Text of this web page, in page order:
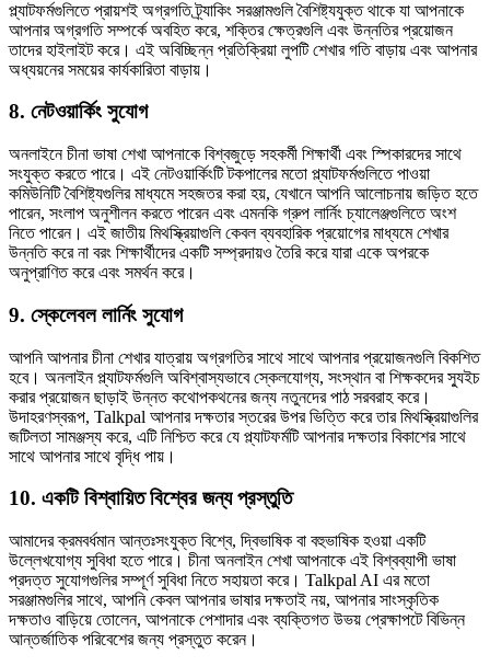
প্ল্যাটফর্মগুলিতে প্রায়শই অগ্রগতি ট্র্যাকিং সরঞ্জামগুলি বৈশিষ্ট্যযুক্ত থাকে যা আপনাকে
আপনার অগ্রগতি সম্পর্কে অবহিত করে, শক্তির ক্ষেত্রগুলি এবং উন্নতির প্রয়োজন
তাদের হাইলাইট করে। এই অবিচ্ছিন্ন প্রতিক্রিয়া লুপটি শেখার গতি বাড়ায় এবং আপনার
অধ্যয়নের সময়ের কার্যকারিতা বাড়ায়।
8. নেটওয়ার্কিং সুযোগ
অনলাইনে চীনা ভাষা শেখা আপনাকে বিশ্বজুড়ে সহকর্মী শিক্ষার্থী এবং স্পিকারদের সাথে
সংযুক্ত করতে পারে। এই নেটওয়ার্কিংটি টকপালের মতো প্ল্যাটফর্মগুলিতে পাওয়া
কমিউনিটি বৈশিষ্ট্যগুলির মাধ্যমে সহজতর করা হয়, যেখানে আপনি আলোচনায় জড়িত হতে
পারেন, সংলাপ অনুশীলন করতে পারেন এবং এমনকি গ্রুপ লার্নিং চ্যালেঞ্জগুলিতে অংশ
নিতে পারেন। এই জাতীয় মিথস্ক্রিয়াগুলি কেবল ব্যবহারিক প্রয়োগের মাধ্যমে শেখার
উন্নতি করে না বরং শিক্ষার্থীদের একটি সম্প্রদায়ও তৈরি করে যারা একে অপরকে
অনুপ্রাণিত করে এবং সমর্থন করে।
9. স্কেলেবল লার্নিং সুযোগ
আপনি আপনার চীনা শেখার যাত্রায় অগ্রগতির সাথে সাথে আপনার প্রয়োজনগুলি বিকশিত
হবে। অনলাইন প্ল্যাটফর্মগুলি অবিশ্বাস্যভাবে স্কেলযোগ্য, সংস্থান বা শিক্ষকদের স্যুইচ
করার প্রয়োজন ছাড়াই উন্নত কথোপকথনের জন্য নতুনদের পাঠ সরবরাহ করে।
উদাহরণস্বরূপ, Talkpal আপনার দক্ষতার স্তরের উপর ভিত্তি করে তার মিথস্ক্রিয়াগুলির
জটিলতা সামঞ্জস্য করে, এটি নিশ্চিত করে যে প্ল্যাটফর্মটি আপনার দক্ষতার বিকাশের সাথে
সাথে আপনার সাথে বৃদ্ধি পায়।
10. একটি বিশ্বায়িত বিশ্বের জন্য প্রস্তুতি
আমাদের ক্রমবর্ধমান আন্তঃসংযুক্ত বিশ্বে, দ্বিভাষিক বা বহুভাষিক হওয়া একটি
উল্লেখযোগ্য সুবিধা হতে পারে। চীনা অনলাইন শেখা আপনাকে এই বিশ্বব্যাপী ভাষা
প্রদত্ত সুযোগগুলির সম্পূর্ণ সুবিধা নিতে সহায়তা করে। Talkpal AI এর মতো
সরঞ্জামগুলির সাথে, আপনি কেবল আপনার ভাষার দক্ষতাই নয়, আপনার সাংস্কৃতিক
দক্ষতাও বাড়িয়ে তোলেন, আপনাকে পেশাদার এবং ব্যক্তিগত উভয় প্রেক্ষাপটে বিভিন্ন
আন্তর্জাতিক পরিবেশের জন্য প্রস্তুত করেন।